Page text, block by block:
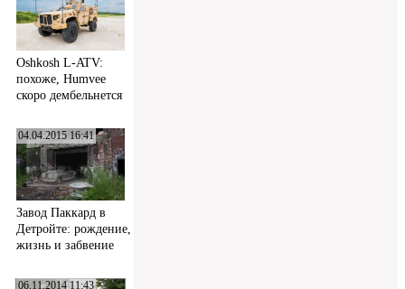
Oshkosh L-ATV:
похоже, Humvee
скоро дембельнется
04.04.2015 16:41
Завод Паккард в
Детройте: рождение,
жизнь и забвение
06.11.2014 11:43